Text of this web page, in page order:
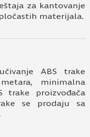
za kantovanje
materijala.
ABS trake
minimalna
trake proizvođača
se prodaju sa